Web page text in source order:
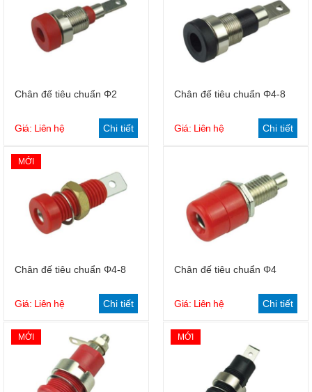
Chân đế tiêu chuẩn Φ2
Giá: Liên hệ Chi tiết
Chân đế tiêu chuẩn Φ4-8
Giá: Liên hệ Chi tiết
MỚI
Chân đế tiêu chuẩn Φ4-8
Giá: Liên hệ Chi tiết
Chân đế tiêu chuẩn Φ4
Giá: Liên hệ Chi tiết
MỚI MỚI